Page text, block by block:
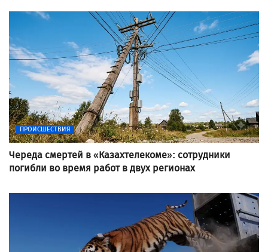
ПРОИСШЕСТВИЯ
Череда смертей в «Казахтелекоме»: сотрудники
погибли во время работ в двух регионах